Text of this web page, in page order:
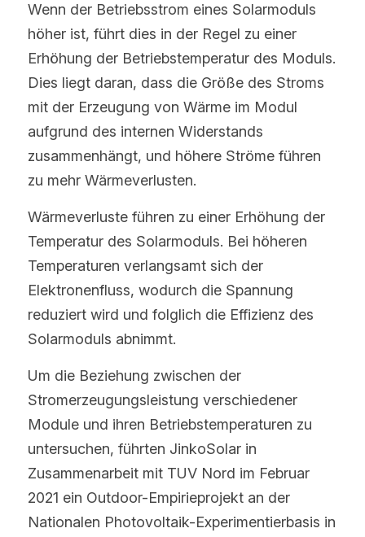
Wenn der Betriebsstrom eines Solarmoduls
höher ist, führt dies in der Regel zu einer
Erhöhung der Betriebstemperatur des Moduls.
Dies liegt daran, dass die Größe des Stroms
mit der Erzeugung von Wärme im Modul
aufgrund des internen Widerstands
zusammenhängt, und höhere Ströme führen
zu mehr Wärmeverlusten.
Wärmeverluste führen zu einer Erhöhung der
Temperatur des Solarmoduls. Bei höheren
Temperaturen verlangsamt sich der
Elektronenfluss, wodurch die Spannung
reduziert wird und folglich die Effizienz des
Solarmoduls abnimmt.
Um die Beziehung zwischen der
Stromerzeugungsleistung verschiedener
Module und ihren Betriebstemperaturen zu
untersuchen, führten JinkoSolar in
Zusammenarbeit mit TUV Nord im Februar
2021 ein Outdoor-Empirieprojekt an der
Nationalen Photovoltaik-Experimentierbasis in